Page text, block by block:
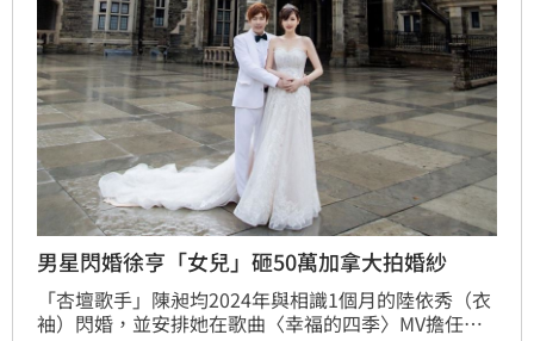
男星閃婚徐亨「女兒」砸50萬加拿大拍婚紗
「杏壇歌手」陳昶均2024年與相識1個月的陸依秀（衣
袖）閃婚，並安排她在歌曲〈幸福的四季〉MV擔任女